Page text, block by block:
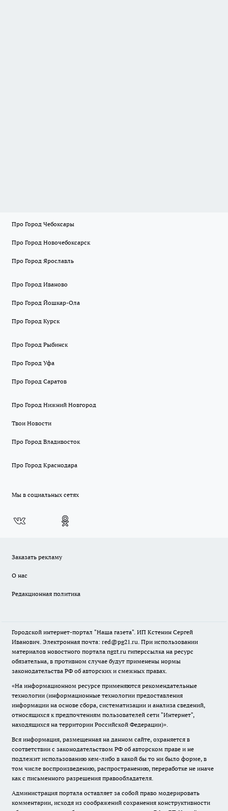
Про Город Чебоксары
Про Город Новочебоксарск
Про Город Ярославль
Про Город Иваново
Про Город Йошкар-Ола
Про Город Курск
Про Город Рыбинск
Про Город Уфа
Про Город Саратов
Про Город Нижний Новгород
Твои Новости
Про Город Владивосток
Про Город Краснодара
Мы в социальных сетях
Заказать рекламу
О нас
Редакционная политика
Городской интернет-портал "Наша газета". ИП Кстенин Сергей
Иванович. Электронная почта: red@pg21.ru. При использовании
материалов новостного портала ngzt.ru гиперссылка на ресурс
обязательна, в противном случае будут применены нормы
законодательства РФ об авторских и смежных правах.
«На информационном ресурсе применяются рекомендательные
технологии (информационные технологии предоставления
информации на основе сбора, систематизации и анализа сведений,
относящихся к предпочтениям пользователей сети "Интернет",
находящихся на территории Российской Федерации)».
Вся информация, размещенная на данном сайте, охраняется в
соответствии с законодательством РФ об авторском праве и не
подлежит использованию кем-либо в какой бы то ни было форме, в
том числе воспроизведению, распространению, переработке не иначе
как с письменного разрешения правообладателя.
Администрация портала оставляет за собой право модерировать
комментарии, исходя из соображений сохранения конструктивности